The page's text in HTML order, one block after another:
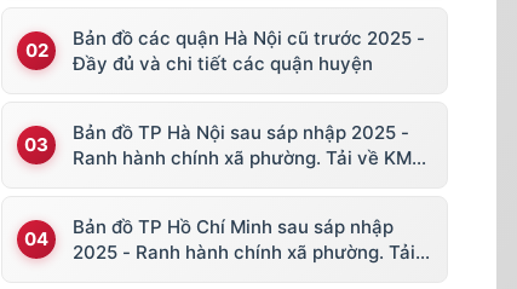
Bản đồ các quận Hà Nội cũ trước 2025 -
Đầy đủ và chi tiết các quận huyện
Bản đồ TP Hà Nội sau sáp nhập 2025 -
Ranh hành chính xã phường. Tải về KML,
Bản đồ TP Hồ Chí Minh sau sáp nhập
2025 - Ranh hành chính xã phường. Tải